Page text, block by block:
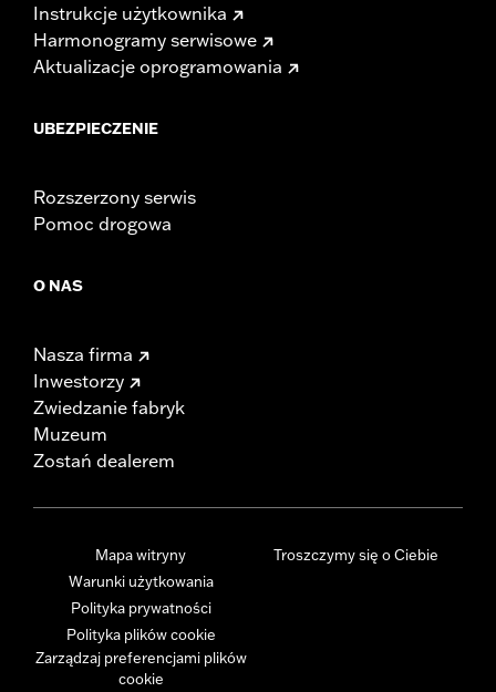
Instrukcje użytkownika
Harmonogramy serwisowe
Aktualizacje oprogramowania
UBEZPIECZENIE
Rozszerzony serwis
Pomoc drogowa
O NAS
Nasza firma
Inwestorzy
Zwiedzanie fabryk
Muzeum
Zostań dealerem
Mapa witryny
Warunki użytkowania
Polityka prywatności
Polityka plików cookie
Zarządzaj preferencjami plików
cookie
Troszczymy się o Ciebie